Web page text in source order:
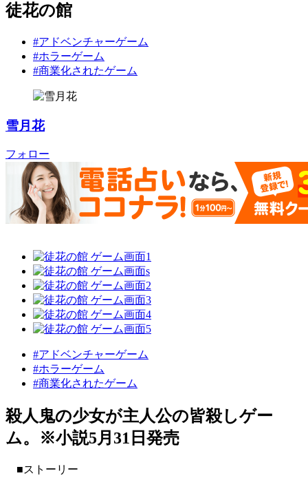
徒花の館
#アドベンチャーゲーム
#ホラーゲーム
#商業化されたゲーム
雪月花
フォロー
#アドベンチャーゲーム
#ホラーゲーム
#商業化されたゲーム
殺人鬼の少女が主人公の皆殺しゲー
ム。※小説5月31日発売
■ストーリー